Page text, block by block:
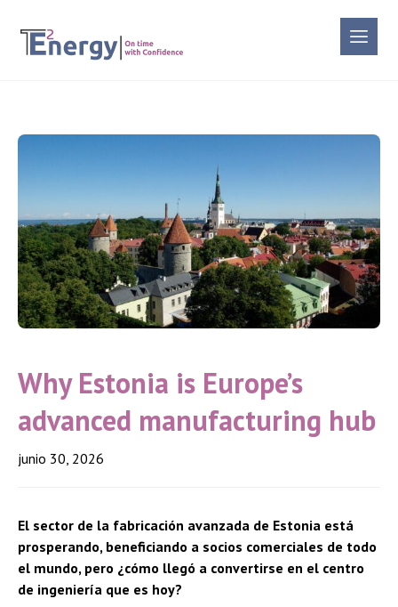
Why Estonia is Europe’s
advanced manufacturing hub
junio 30, 2026
El sector de la fabricación avanzada de Estonia está
prosperando, beneficiando a socios comerciales de todo
el mundo, pero ¿cómo llegó a convertirse en el centro
de ingeniería que es hoy?